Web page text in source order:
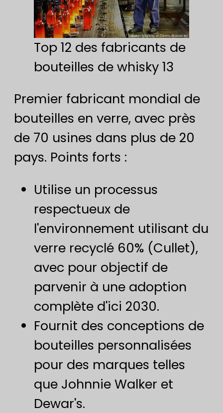
Top 12 des fabricants de
bouteilles de whisky 13
Premier fabricant mondial de
bouteilles en verre, avec près
de 70 usines dans plus de 20
pays. Points forts :
Utilise un processus
respectueux de
l'environnement utilisant du
verre recyclé 60% (Cullet),
avec pour objectif de
parvenir à une adoption
complète d'ici 2030.
Fournit des conceptions de
bouteilles personnalisées
pour des marques telles
que Johnnie Walker et
Dewar's.